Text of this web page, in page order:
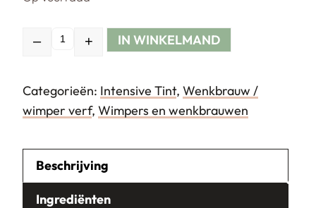
Hoeveelheid
– + IN WINKELMAND
Categorieën: Intensive Tint, Wenkbrauw /
wimper verf, Wimpers en wenkbrauwen
Beschrijving
Ingrediënten